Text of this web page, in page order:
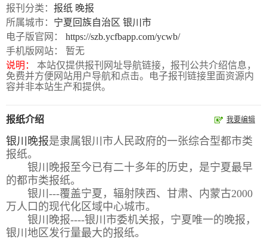
报
刊
大
全
在
线
看
报
订
阅
价
格
报
刊
知
识
报
技
传
新
报刊分类： 报纸 晚报
所属城市： 宁夏回族自治区 银川市
电子版官网： https://szb.ycfbapp.com/ycwb/
手机版网站： 暂无
说明：
本站仅提供报刊网址导航链接，报刊公共介绍信息，
免费并方便网站用户导航和点击。电子报刊链接里面资源内
容并非本站生产和提供。
报纸介绍 我要编辑
银川晚报是隶属银川市人民政府的一张综合型都市类
报纸。
银川晚报至今已有二十多年的历史，是宁夏最早
的都市类报纸。
银川---覆盖宁夏，辐射陕西、甘肃、内蒙古2000
万人口的现代化区域中心城市。
银川晚报----银川市委机关报，宁夏唯一的晚报，
银川地区发行量最大的报纸。